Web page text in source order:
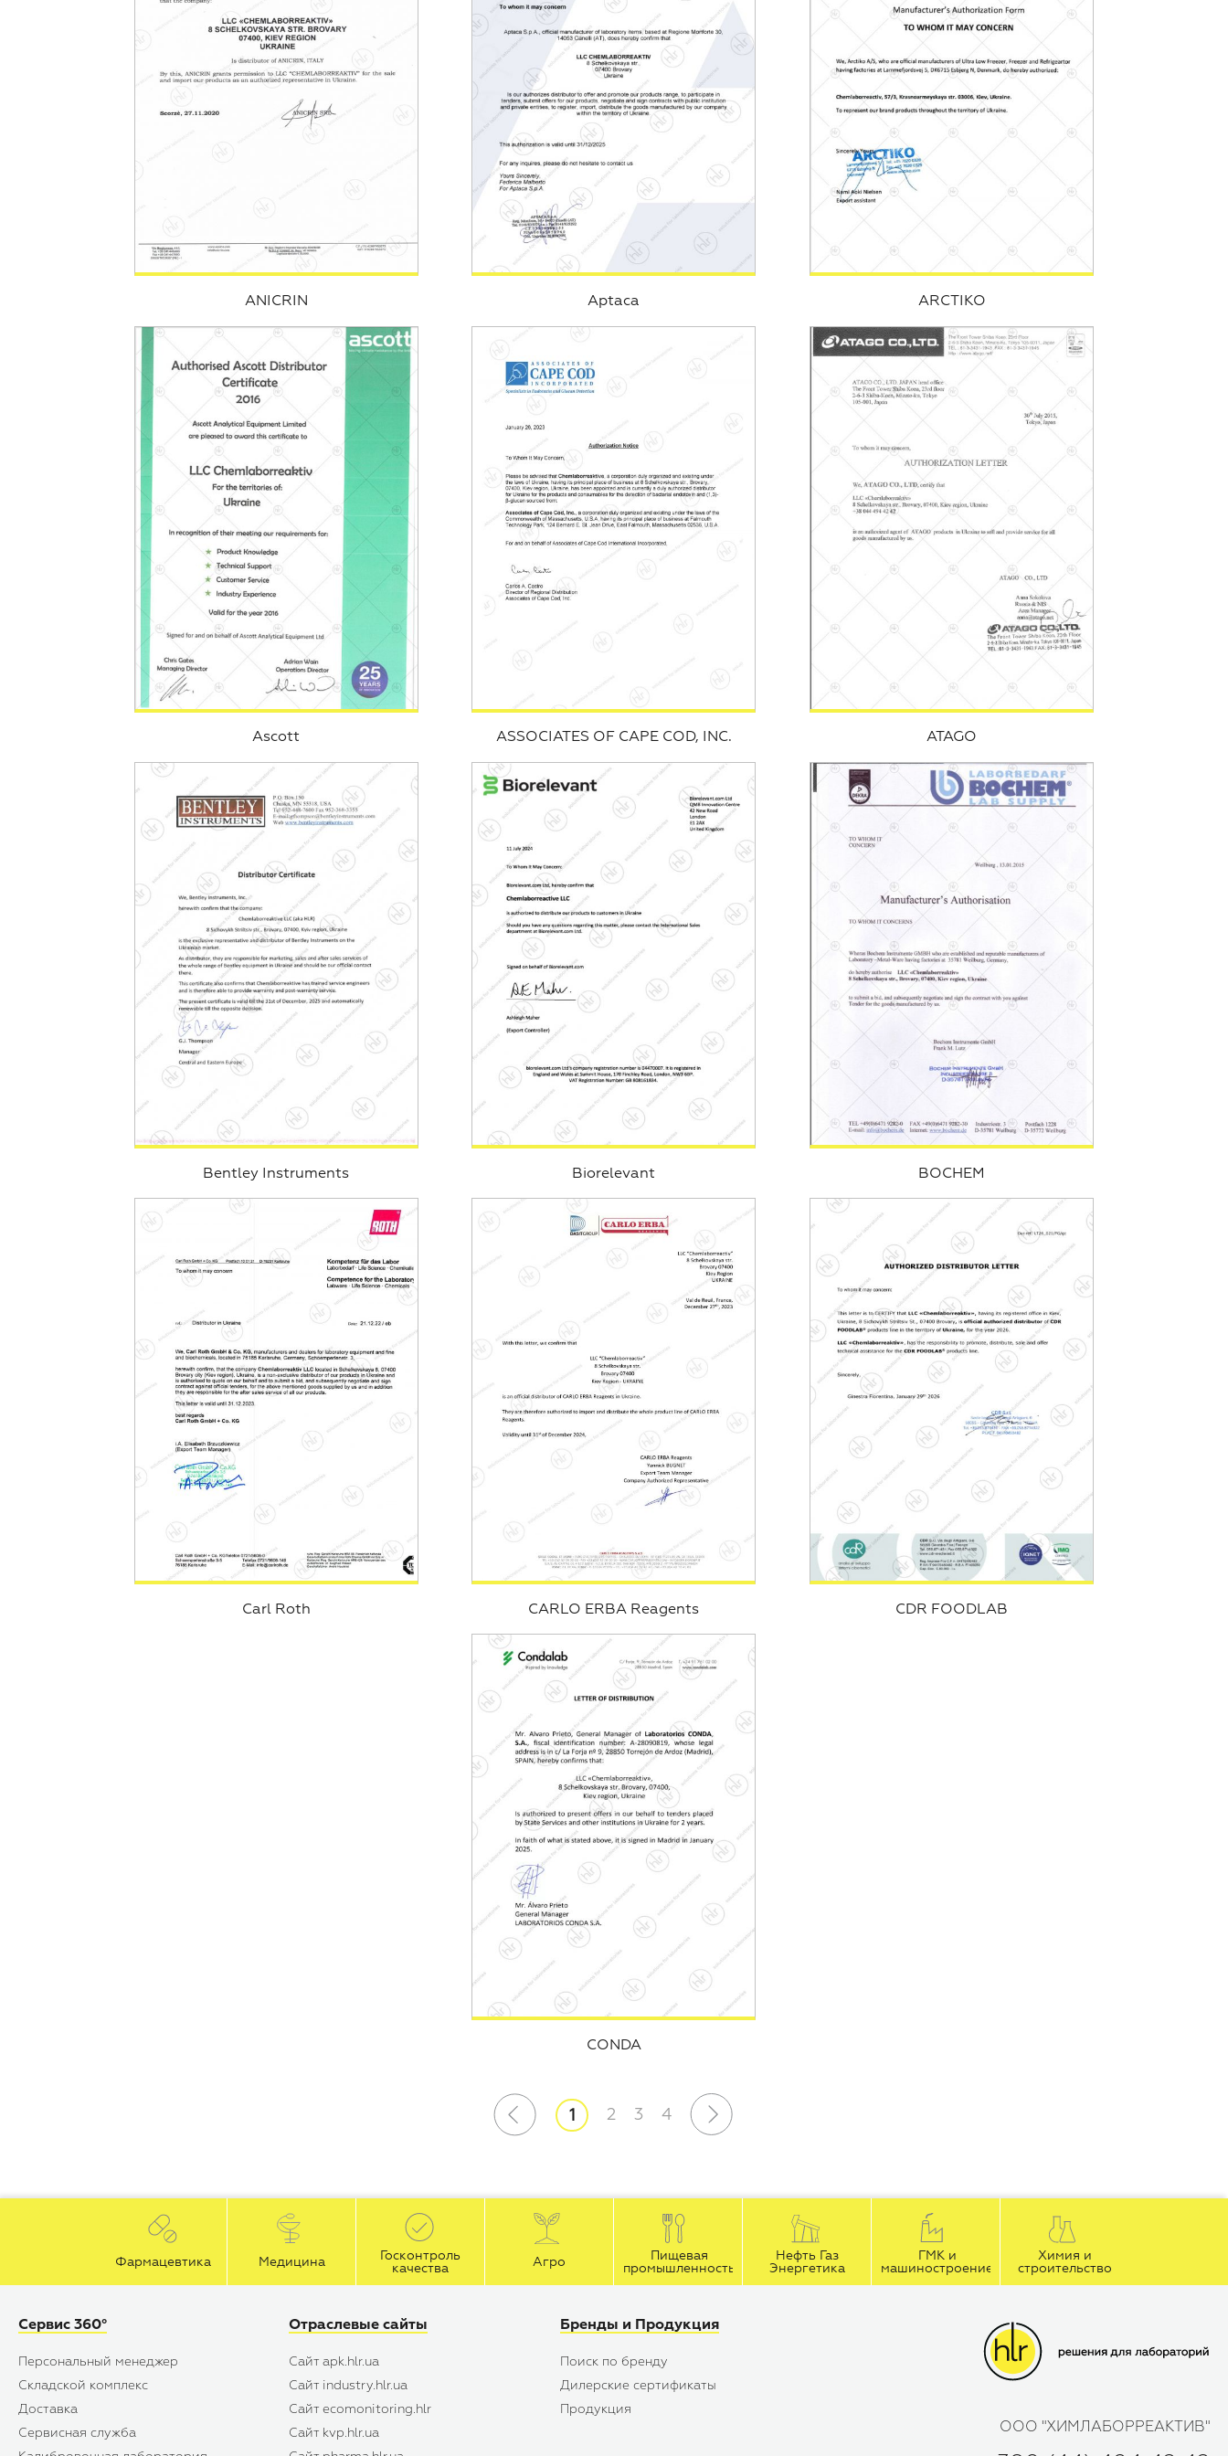
ANICRIN Aptaca ARCTIKO
Ascott ASSOCIATES OF CAPE COD, INC. ATAGO
Bentley Instruments Biorelevant BOCHEM
Carl Roth CARLO ERBA Reagents CDR FOODLAB
CONDA
1 2 3 4
Фармацевтика Медицина
Госконтроль
качества
Агро
Пищевая
промышленность
Нефть Газ
Энергетика
ГМК и
машиностроение
Химия и
строительство
Сервис 360°
Персональный менеджер
Складской комплекс
Доставка
Сервисная служба
Отраслевые сайты
Сайт apk.hlr.ua
Сайт industry.hlr.ua
Сайт ecomonitoring.hlr
Сайт kvp.hlr.ua
Бренды и Продукция
Поиск по бренду
Дилерские сертификаты
Продукция
ООО "ХИМЛАБОРРЕАКТИВ"